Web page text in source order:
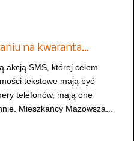
na kwaranta…
akcją SMS, której celem
tekstowe mają być
telefonów, mają one
Mieszkańcy Mazowsza...